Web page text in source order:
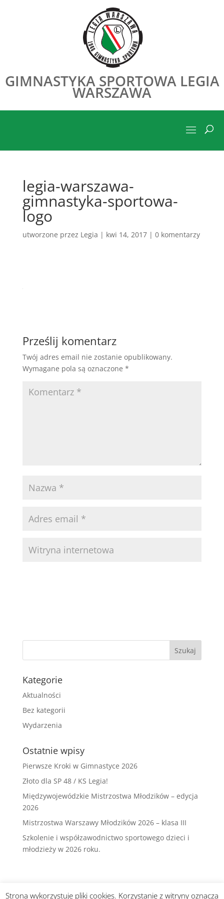
GIMNASTYKA SPORTOWA LEGIA
WARSZAWA
legia-warszawa-
gimnastyka-sportowa-
logo
utworzone przez Legia | kwi 14, 2017| 0 komentarzy
Prześlij komentarz
Twój adres email nie zostanie opublikowany.
Wymagane pola są oznaczone *
Kategorie
Aktualności
Bez kategorii
Wydarzenia
Ostatnie wpisy
Pierwsze Kroki w Gimnastyce 2026
Złoto dla SP 48 / KS Legia!
Międzywojewódzkie Mistrzostwa Młodzików – edycja
2026
Mistrzostwa Warszawy Młodzików 2026 – klasa III
Szkolenie i współzawodnictwo sportowego dzieci i
młodzieży w 2026 roku.
Strona wykorzystuje pliki cookies. Korzystanie z witryny oznacza